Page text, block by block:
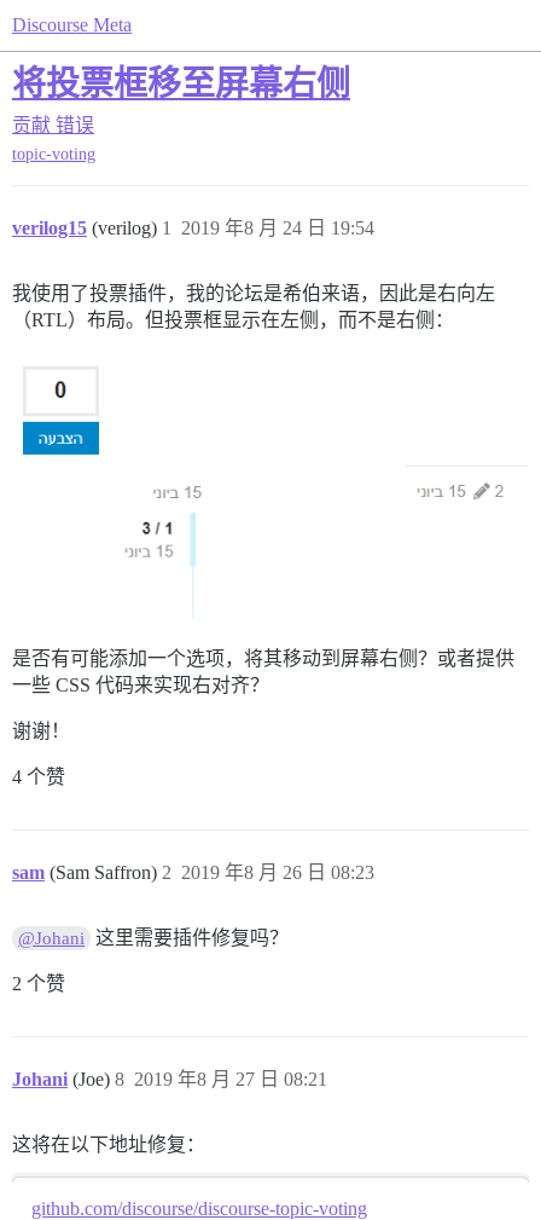
Discourse Meta
将投票框移至屏幕右侧
贡献 错误
topic-voting
verilog15 (verilog) 2019 年8 月 24 日 19:54
1
我使用了投票插件，我的论坛是希伯来语，因此是右向左
（RTL）布局。但投票框显示在左侧，而不是右侧：
是否有可能添加一个选项，将其移动到屏幕右侧？或者提供
一些 CSS 代码来实现右对齐？
谢谢！
4 个赞
sam (Sam Saffron) 2019 年8 月 26 日 08:23
2
@Johani 这里需要插件修复吗？
2 个赞
Johani (Joe) 2019 年8 月 27 日 08:21
8
这将在以下地址修复：
github.com/discourse/discourse-topic-voting